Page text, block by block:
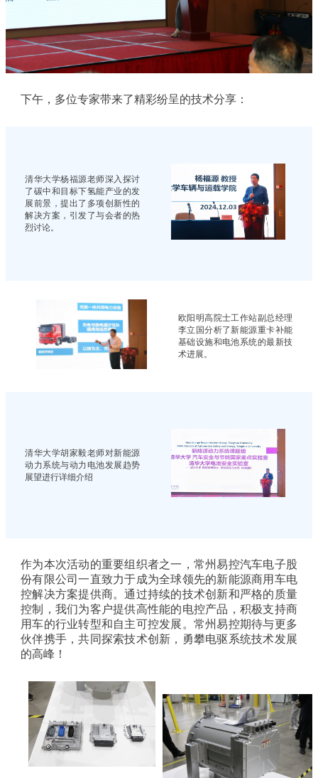
下午，多位专家带来了精彩纷呈的技术分享：
清华大学杨福源老师深入探讨
了碳中和目标下氢能产业的发
展前景，提出了多项创新性的
解决方案，引发了与会者的热
烈讨论。
欧阳明高院士工作站副总经理
李立国分析了新能源重卡补能
基础设施和电池系统的最新技
术进展。
清华大学胡家毅老师对新能源
动力系统与动力电池发展趋势
展望进行详细介绍
作为本次活动的重要组织者之一，常州易控汽车电子股
份有限公司一直致力于成为全球领先的新能源商用车电
控解决方案提供商。通过持续的技术创新和严格的质量
控制，我们为客户提供高性能的电控产品，积极支持商
用车的行业转型和自主可控发展。常州易控期待与更多
伙伴携手，共同探索技术创新，勇攀电驱系统技术发展
的高峰！